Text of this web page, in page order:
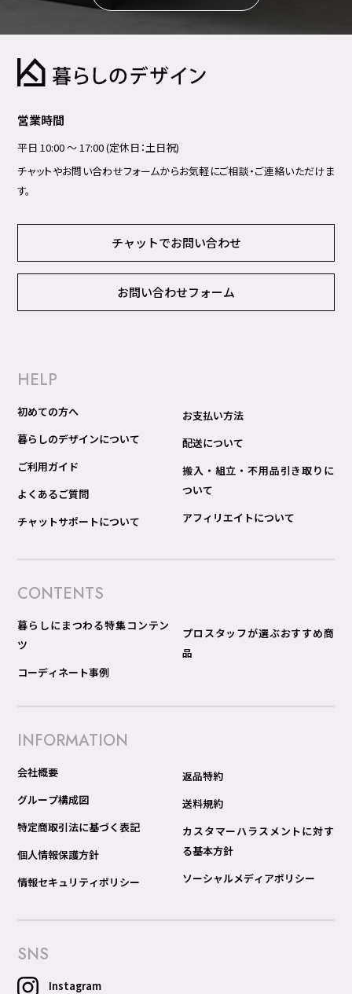
営業時間
平日 10:00 ～ 17:00 (定休日：土日祝)
チャットやお問い合わせフォームからお気軽にご相談・ご連絡いただけま
す。
チャットでお問い合わせ
お問い合わせフォーム
HELP
初めての方へ
暮らしのデザインについて
ご利用ガイド
よくあるご質問
チャットサポートについて
お支払い方法
配送について
搬入・組立・不用品引き取りに
ついて
アフィリエイトについて
CONTENTS
暮らしにまつわる特集コンテン
ツ
コーディネート事例
プロスタッフが選ぶおすすめ商
品
INFORMATION
会社概要
グループ構成図
特定商取引法に基づく表記
個人情報保護方針
情報セキュリティポリシー
返品特約
送料規約
カスタマーハラスメントに対す
る基本方針
ソーシャルメディアポリシー
SNS
Instagram